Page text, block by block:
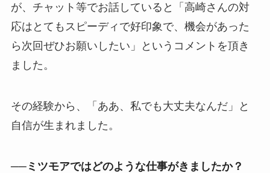
が、チャット等でお話していると「高崎さんの対
応はとてもスピーディで好印象で、機会があった
ら次回ぜひお願いしたい」というコメントを頂き
ました。
その経験から、「ああ、私でも大丈夫なんだ」と
自信が生まれました。
──ミツモアではどのような仕事がきましたか？